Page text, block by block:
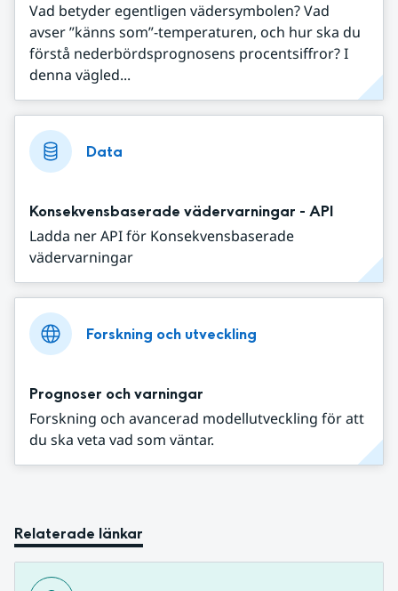
Vad betyder egentligen vädersymbolen? Vad
avser ”känns som”-temperaturen, och hur ska du
förstå nederbördsprognosens procentsiffror? I
denna vägled...
Data
Konsekvensbaserade vädervarningar - API
Ladda ner API för Konsekvensbaserade
vädervarningar
Forskning och utveckling
Prognoser och varningar
Forskning och avancerad modellutveckling för att
du ska veta vad som väntar.
Relaterade länkar